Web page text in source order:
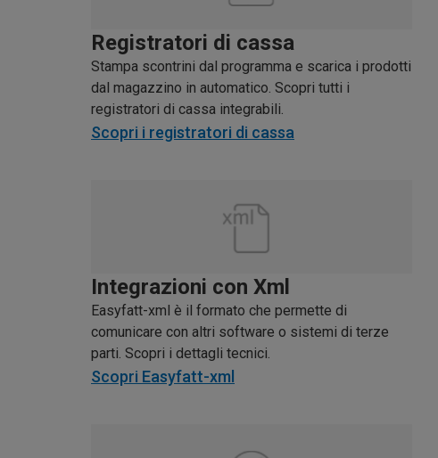
Registratori di cassa
Stampa scontrini dal programma e scarica i prodotti
dal magazzino in automatico. Scopri tutti i
registratori di cassa integrabili.
Scopri i registratori di cassa
Integrazioni con Xml
Easyfatt-xml è il formato che permette di
comunicare con altri software o sistemi di terze
parti. Scopri i dettagli tecnici.
Scopri Easyfatt-xml